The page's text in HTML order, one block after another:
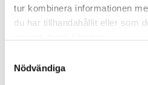
tur kombinera informationen
du har tillhandahållit eller som
personuppgifter.
Nödvändiga